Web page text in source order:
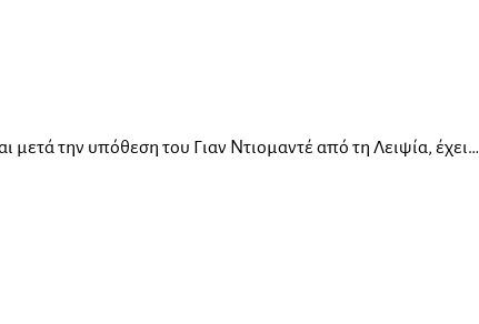
μετά την υπόθεση του Γιαν Ντιομαντέ από τη Λειψία, έχει…